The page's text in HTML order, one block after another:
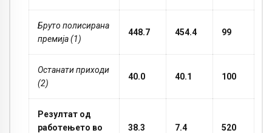
Бруто полисирана
премија (1)
448.7 454.4 99
Останати приходи
(2)
40.0 40.1 100
Резултат од
работењето во
38.3 7.4 520